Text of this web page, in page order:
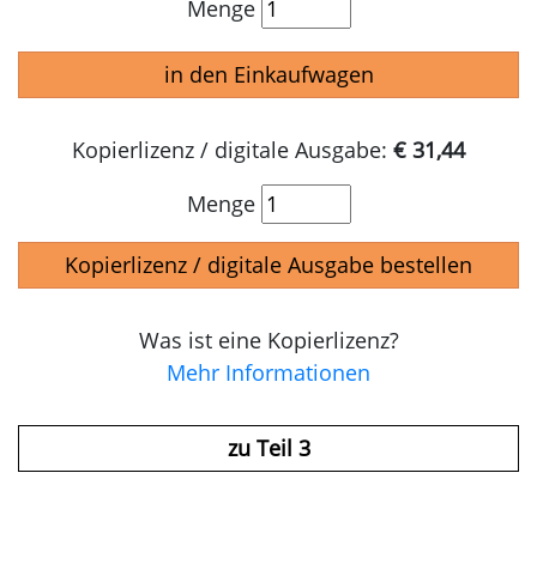
Menge
in den Einkaufwagen
Kopierlizenz / digitale Ausgabe: € 31,44
Menge
Kopierlizenz / digitale Ausgabe bestellen
Was ist eine Kopierlizenz?
Mehr Informationen
zu Teil 3